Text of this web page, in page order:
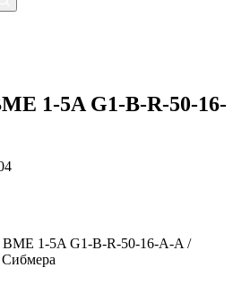
1-5A G1-B-R-50-16-